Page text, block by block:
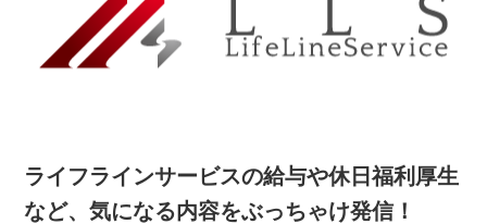
ライフラインサービスの給与や休日福利厚生
など、気になる内容をぶっちゃけ発信！